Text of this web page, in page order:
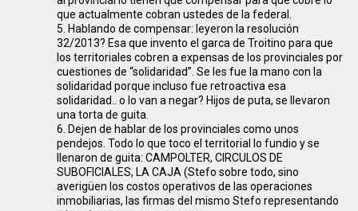
que actualmente cobran ustedes de la federal.
5. Hablando de compensar: leyeron la resolución
32/2013? Esa que invento el garca de Troitino para que
los territoriales cobren a expensas de los provinciales por
cuestiones de “solidaridad”. Se les fue la mano con la
solidaridad porque incluso fue retroactiva esa
solidaridad.. o lo van a negar? Hijos de puta, se llevaron
una torta de guita.
6. Dejen de hablar de los provinciales como unos
pendejos. Todo lo que toco el territorial lo fundio y se
llenaron de guita: CAMPOLTER, CIRCULOS DE
SUBOFICIALES, LA CAJA (Stefo sobre todo, sino
averigüen los costos operativos de las operaciones
inmobiliarias, las firmas del mismo Stefo representando